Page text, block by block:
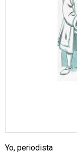
Yo, periodista